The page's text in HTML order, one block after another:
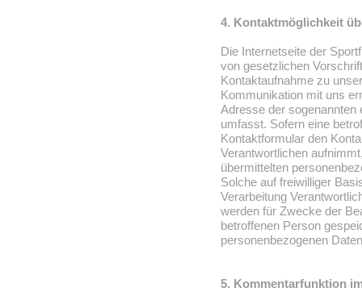
4. Kontaktmöglichkeit
Die Internetseite der
von gesetzlichen
Kontaktaufnahme zu
Kommunikation mit uns
Adresse der
umfasst. Sofern eine
Kontaktformular den
Verantwortlichen
übermittelten
Solche auf freiwilliger
Verarbeitung
werden für Zwecke der
betroffenen Person
personenbezogenen
5. Kommentarfunktion